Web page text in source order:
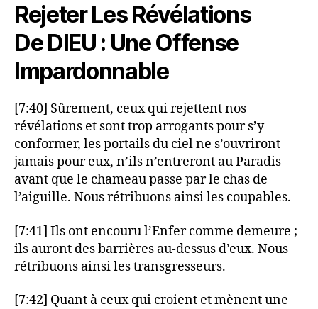
Rejeter Les Révélations
De DIEU : Une Offense
Impardonnable
[7:40] Sûrement, ceux qui rejettent nos
révélations et sont trop arrogants pour s’y
conformer, les portails du ciel ne s’ouvriront
jamais pour eux, n’ils n’entreront au Paradis
avant que le chameau passe par le chas de
l’aiguille. Nous rétribuons ainsi les coupables.
[7:41] Ils ont encouru l’Enfer comme demeure ;
ils auront des barrières au-dessus d’eux. Nous
rétribuons ainsi les transgresseurs.
[7:42] Quant à ceux qui croient et mènent une